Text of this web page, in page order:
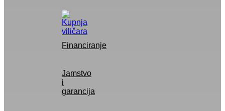
Financiranje
Jamstvo
i
garancija